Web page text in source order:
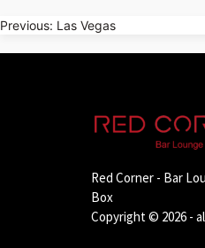
Navigation
de
Previous: Las Vegas
Red Corner - Bar
Box
Copyright © 2026 -